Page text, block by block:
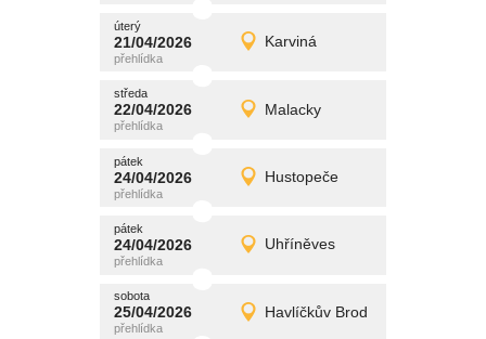
úterý
21/04/2026 Karviná
úterý
21/04/2026 Detail
promítání
středa
22/04/2026 Malacky
středa
22/04/2026 Detail
promítání
pátek
24/04/2026 Hustopeče
pátek
24/04/2026 Detail
promítání
pátek
24/04/2026 Uhříněves
pátek
24/04/2026 Detail
promítání
sobota
25/04/2026 Havlíčkův Brod
sobota
25/04/2026 Detail
promítání